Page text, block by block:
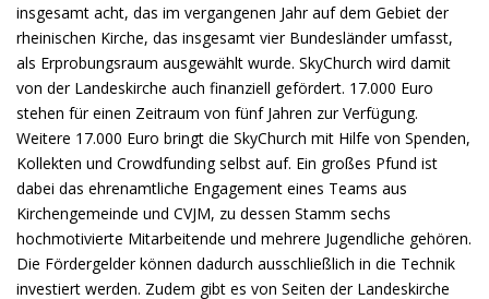
insgesamt acht, das im vergangenen Jahr auf dem Gebiet der
rheinischen Kirche, das insgesamt vier Bundesländer umfasst,
als Erprobungsraum ausgewählt wurde. SkyChurch wird damit
von der Landeskirche auch finanziell gefördert. 17.000 Euro
stehen für einen Zeitraum von fünf Jahren zur Verfügung.
Weitere 17.000 Euro bringt die SkyChurch mit Hilfe von Spenden,
Kollekten und Crowdfunding selbst auf. Ein großes Pfund ist
dabei das ehrenamtliche Engagement eines Teams aus
Kirchengemeinde und CVJM, zu dessen Stamm sechs
hochmotivierte Mitarbeitende und mehrere Jugendliche gehören.
Die Fördergelder können dadurch ausschließlich in die Technik
investiert werden. Zudem gibt es von Seiten der Landeskirche